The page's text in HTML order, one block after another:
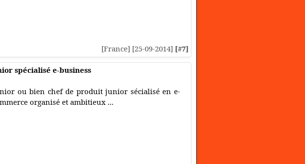
[France] [25-09-2014] [#7]
spécialisé e-business
ou bien chef de produit junior sécialisé en e-
organisé et ambitieux ...